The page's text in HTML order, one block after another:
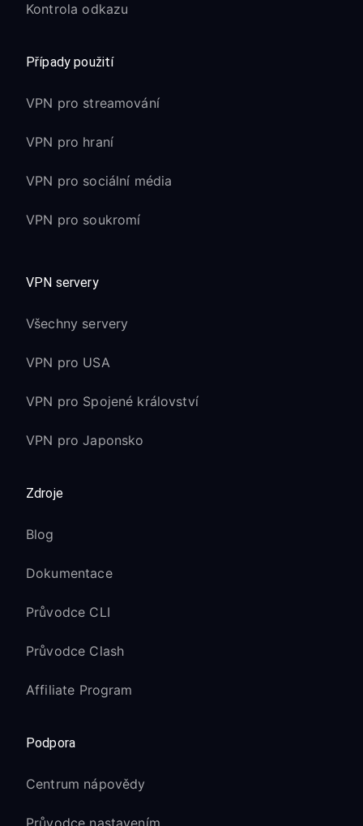
Kontrola odkazu
Případy použití
VPN pro streamování
VPN pro hraní
VPN pro sociální média
VPN pro soukromí
VPN servery
Všechny servery
VPN pro USA
VPN pro Spojené království
VPN pro Japonsko
Zdroje
Blog
Dokumentace
Průvodce CLI
Průvodce Clash
Affiliate Program
Podpora
Centrum nápovědy
Průvodce nastavením